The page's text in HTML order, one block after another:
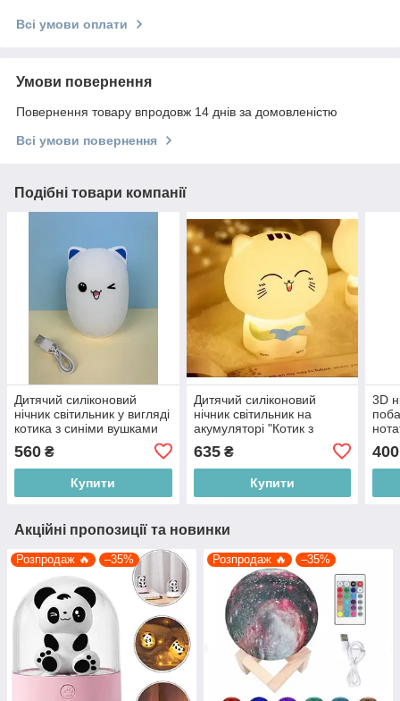
Всі умови оплати
Умови повернення
Повернення товару впродовж 14 днів за домовленістю
Всі умови повернення
Подібні товари компанії
Дитячий силіконовий
нічник світильник у вигляді
котика з синіми вушками
Cutte bear MJ-010, білий
560 ₴
Купити
Дитячий силіконовий
нічник світильник на
акумуляторі "Котик з
блакитною книгою" білий
635₴
Купити
3D
400
Акційні пропозиції та новинки
Розпродаж 🔥 –35% Розпродаж 🔥 –35%